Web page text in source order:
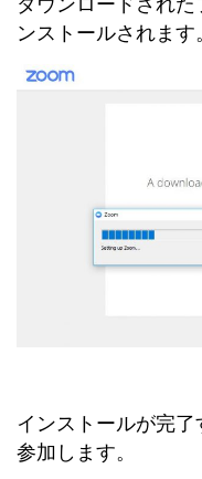
ダウンロードされ
ンストールされます
インストールが完
参加します。